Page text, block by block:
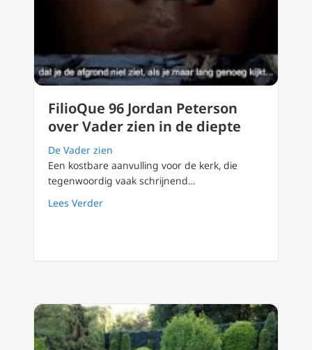
FilioQue 96 Jordan Peterson
over Vader zien in de diepte
De Vader zien
Een kostbare aanvulling voor de kerk, die
tegenwoordig vaak schrijnend…
Lees Verderabout FilioQue 96 Jordan Peterson over